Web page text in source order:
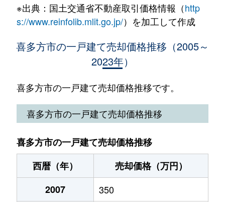
熊倉町都
1,300万円 喜多方
徒歩1
1,500万円
塩川町
2,000万円 塩川
塩川町中屋沢
60万円 塩川
豊川町一井
490万円 喜多方
徒歩24
豊川町高堂太
1,500万円 会津豊川
徒歩23
※出典：国土交通省不動産取引価格情報（http
s://www.reinfolib.mlit.go.jp/）を加工して作成
喜多方市の一戸建て売却価格推移（2005～
2023年）
喜多方市の一戸建て売却価格推移です。
喜多方市の一戸建て売却価格推移
喜多方市の一戸建て売却価格推移
西暦（年）
売却価格（万円）
2007
350